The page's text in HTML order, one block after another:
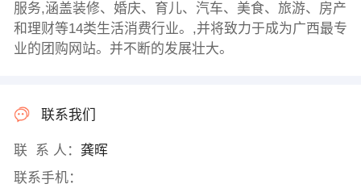
服务,涵盖装修、婚庆、育儿、汽车、美食、旅游、房产
和理财等14类生活消费行业。,并将致力于成为广西最专
业的团购网站。并不断的发展壮大。
联系我们
联 系 人： 龚晖
联系手机：